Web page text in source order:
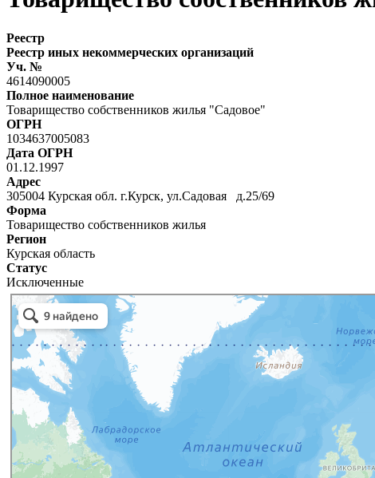
Реестр
Реестр иных некоммерческих организаций
Уч. №
4614090005
Полное наименование
Товарищество собственников жилья "Садовое"
ОГРН
1034637005083
Дата ОГРН
01.12.1997
Адрес
305004 Курская обл. г.Курск, ул.Садовая д.25/69
Форма
Товарищество собственников жилья
Регион
Курская область
Статус
Исключенные